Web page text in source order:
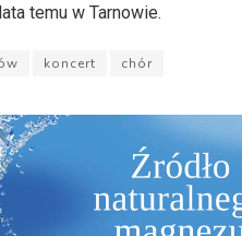
temu w Tarnowie.
koncert chór